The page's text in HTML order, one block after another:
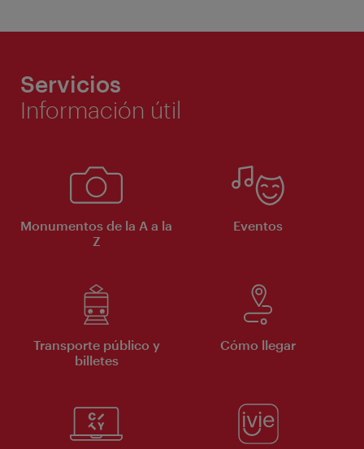
Servicios
Información útil
Monumentos de la A a la
Z
Eventos
Transporte público y
billetes
Cómo llegar